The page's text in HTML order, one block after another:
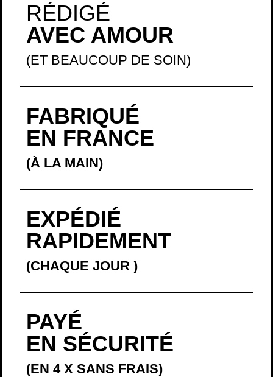
RÉDIGÉ
AVEC AMOUR
(ET BEAUCOUP DE SOIN)
FABRIQUÉ
EN FRANCE
(À LA MAIN)
EXPÉDIÉ
RAPIDEMENT
(CHAQUE JOUR )
PAYÉ
EN SÉCURITÉ
(EN 4 X SANS FRAIS)